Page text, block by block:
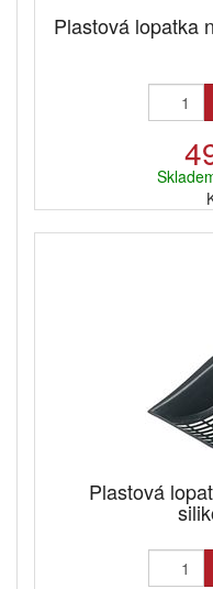
Plastová lopatka
Plastová